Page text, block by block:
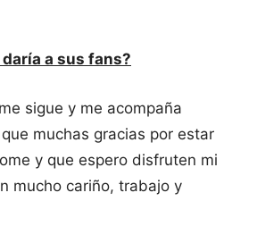
a sus fans?
sigue y me acompaña
muchas gracias por estar
y que espero disfruten mi
mucho cariño, trabajo y